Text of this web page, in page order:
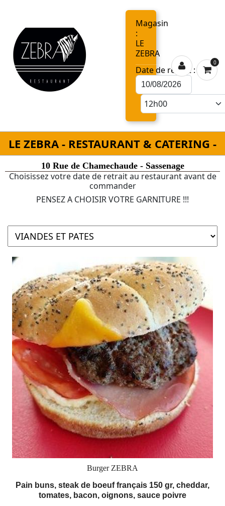
Magasin
:
LE
ZEBRA
Date de retrait :
0
LE ZEBRA - RESTAURANT & CATERING -
10 Rue de Chamechaude - Sassenage
Choisissez votre date de retrait au restaurant avant de
commander
PENSEZ A CHOISIR VOTRE GARNITURE !!!
Burger ZEBRA
Pain buns, steak de boeuf français 150 gr, cheddar,
tomates, bacon, oignons, sauce poivre